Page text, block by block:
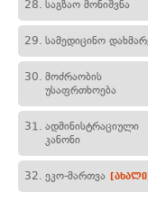
28. საგზაო მონიშვნა
29. სამედიცინო
30. მოძრაობის
უსაფრთხოება
31. ადმინისტრაციული
კანონი
32. ეკო-მართვა [ახალი]